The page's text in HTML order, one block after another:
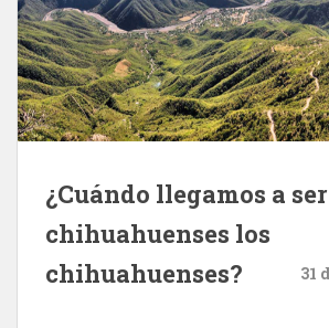
¿Cuándo llegamos a ser
chihuahuenses los
chihuahuenses?
31